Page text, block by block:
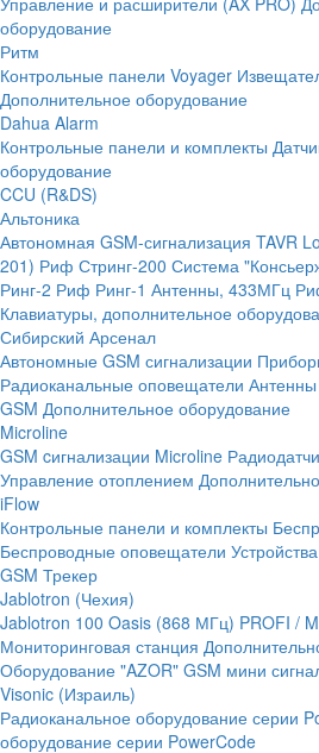
оборудование
Ритм
Контрольные панели Voyager
Дополнительное оборудование
Dahua Alarm
Контрольные панели и комплекты
оборудование
CCU (R&DS)
Альтоника
Автономная GSM-сигнализация TAVR
201) Риф Стринг-200 Система
Ринг-2 Риф Ринг-1 Антенны, 433МГц
Клавиатуры, дополнительное
Сибирский Арсенал
Автономные GSM сигнализации
Радиоканальные оповещатели
GSM Дополнительное оборудование
Microline
GSM cигнализации Microline
Управление отоплением
iFlow
Контрольные панели и комплекты
Беспроводные оповещатели
GSM Трекер
Jablotron (Чехия)
Jablotron 100 Oasis (868 МГц) PROFI /
Мониторинговая станция
Оборудование "AZOR" GSM мини
Visonic (Израиль)
Радиоканальное оборудование серии
оборудование серии PowerCode